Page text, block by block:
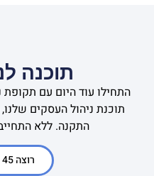
תוכנה
תוכנת ניהול העסקים
התקנה. ללא
רוצה 45 ימים בחינם